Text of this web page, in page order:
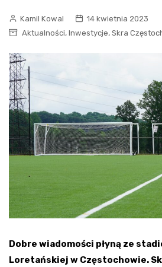
Kamil Kowal
14 kwietnia 2023
Aktualności, Inwestycje, Skra
Dobre wiadomości płyną ze
Loretańskiej w Częstochowie.